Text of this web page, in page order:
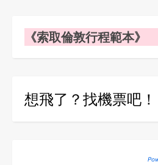
《索取倫敦行程範本》
想飛了？找機票吧！